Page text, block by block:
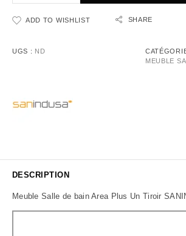
ADD TO WISHLIST SHARE
UGS : ND
MEUBLE
DESCRIPTION
Meuble Salle de bain Area Plus Un Tiroir